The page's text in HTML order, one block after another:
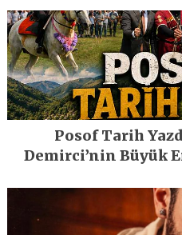
Posof Tarih
Demirci’nin Büyük